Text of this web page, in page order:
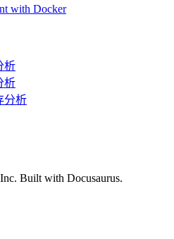
with Docker
析
析
分析
Built with Docusaurus.